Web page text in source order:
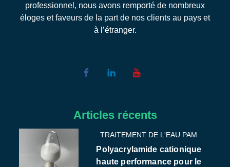
professionnel, nous avons remporté de nombreux
éloges et faveurs de la part de nos clients au pays et
à l’étranger.
Articles récents
TRAITEMENT DE L'EAU PAM
Polyacrylamide cationique
haute performance pour le